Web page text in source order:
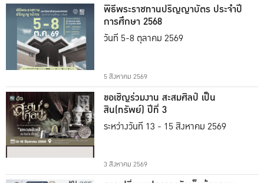
พิธีพระราชทานปริญญาบัตร ประจำปี
การศึกษา 2568
วันที่ 5-8 ตุลาคม 2569
5 สิงหาคม 2569
ขอเชิญร่วมงาน สะสมศิลป์ เป็น
สิน(ทรัพย์) ปีที่ 3
ระหว่างวันที่ 13 - 15 สิงหาคม 2569
3 สิงหาคม 2569